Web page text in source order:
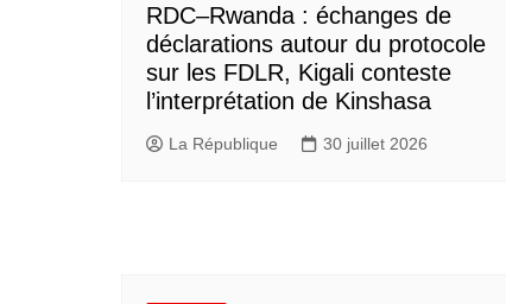
RDC–Rwanda : échanges de
déclarations autour du protocole
sur les FDLR, Kigali conteste
l’interprétation de Kinshasa
La République 30 juillet 2026